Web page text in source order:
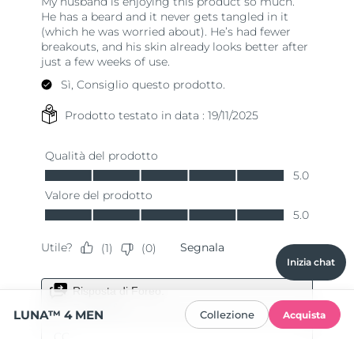
Inizia chat
LUNA™ 4 MEN Collezione Acquista